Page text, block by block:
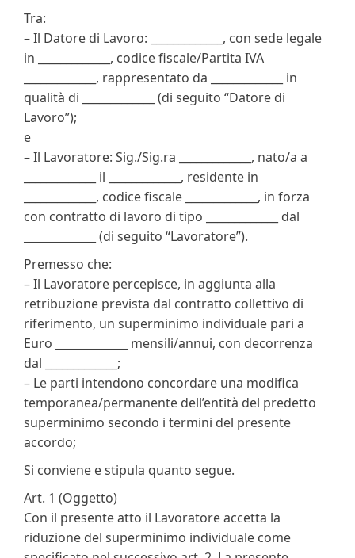
Tra:
– Il Datore di Lavoro: _____________, con sede legale
in _____________, codice fiscale/Partita IVA
_____________, rappresentato da _____________ in
qualità di _____________ (di seguito “Datore di
Lavoro”);
e
– Il Lavoratore: Sig./Sig.ra _____________, nato/a a
_____________ il _____________, residente in
_____________, codice fiscale _____________, in forza
con contratto di lavoro di tipo _____________ dal
_____________ (di seguito “Lavoratore”).
Premesso che:
– Il Lavoratore percepisce, in aggiunta alla
retribuzione prevista dal contratto collettivo di
riferimento, un superminimo individuale pari a
Euro _____________ mensili/annui, con decorrenza
dal _____________;
– Le parti intendono concordare una modifica
temporanea/permanente dell’entità del predetto
superminimo secondo i termini del presente
accordo;
Si conviene e stipula quanto segue.
Art. 1 (Oggetto)
Con il presente atto il Lavoratore accetta la
riduzione del superminimo individuale come